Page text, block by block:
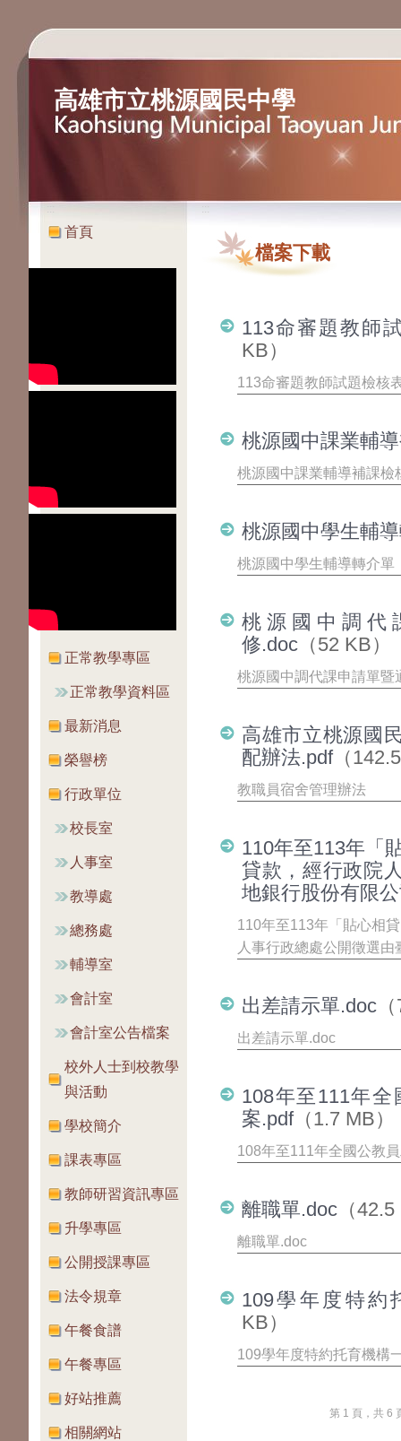
高雄市立桃源國民中學
:::
首頁
正常教學專區
正常教學資料區
最新消息
榮譽榜
行政單位
校長室
人事室
教導處
總務處
輔導室
會計室
會計室公告檔案
校外人士到校教學
與活動
學校簡介
課表專區
教師研習資訊專區
升學專區
公開授課專區
法令規章
午餐食譜
午餐專區
好站推薦
相關網站
:::
檔案下載
113命審題教師
KB）
113命審題教師試題檢核
桃源國中課業輔
桃源國中課業輔導補課
桃源國中學生輔
桃源國中學生輔導轉介單
桃源國中調代
修.doc （52 KB）
桃源國中調代課申請單
高雄市立桃源國
配辦法.pdf（
教職員宿舍管理辦法
110年至113年「
貸款，經行政院
地銀行股份有限
110年至113年「貼心相
人事行政總處公開徵選
出差請示單.doc
出差請示單.doc
108年至111年
案.pdf（1.7 MB）
108年至111年全國公教
離職單.doc （
離職單.doc
109學年度特約
KB）
109學年度特約托育機構
第 1 頁，共